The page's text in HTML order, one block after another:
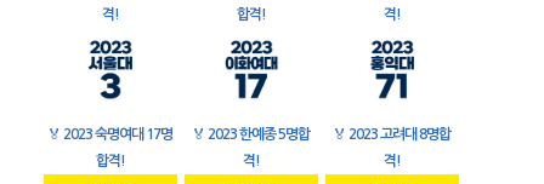
격!
합격!
격!
🏅 2023 숙명여대 17명
합격!
🏅 2023 한예종 5명합
격!
🏅 2023 고려대 8명합
격!